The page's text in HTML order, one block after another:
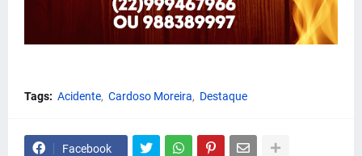
Tags: Acidente Cardoso Moreira Destaque
Facebook